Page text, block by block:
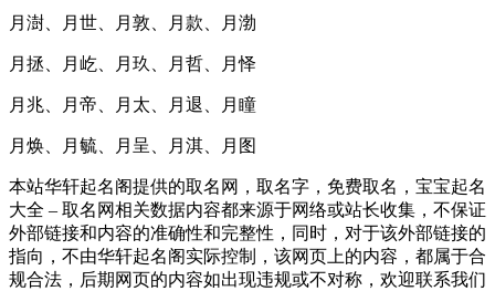
月澍、月世、月敦、月款、月渤
月拯、月屹、月玖、月哲、月怿
月兆、月帝、月太、月退、月瞳
月焕、月毓、月呈、月淇、月图
本站华轩起名阁提供的取名网，取名字，免费取名，宝宝起名
大全 – 取名网相关数据内容都来源于网络或站长收集，不保证
外部链接和内容的准确性和完整性，同时，对于该外部链接的
指向，不由华轩起名阁实际控制，该网页上的内容，都属于合
规合法，后期网页的内容如出现违规或不对称，欢迎联系我们